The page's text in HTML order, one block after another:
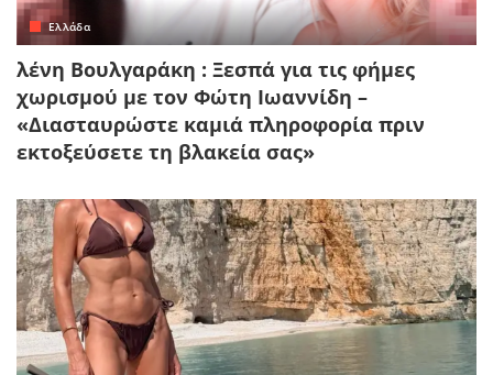
Ελλάδα
λένη Βουλγαράκη : Ξεσπά για τις φήμες
χωρισμού με τον Φώτη Ιωαννίδη –
«Διασταυρώστε καμιά πληροφορία πριν
εκτοξεύσετε τη βλακεία σας»